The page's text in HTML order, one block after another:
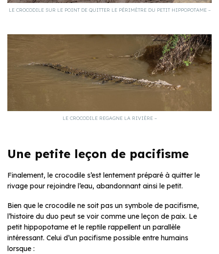
LE CROCODILE SUR LE POINT DE QUITTER LE PÉRIMÈTRE DU PETIT HIPPOPOTAME –
LE CROCODILE REGAGNE LA RIVIÈRE –
Une petite leçon de pacifisme
Finalement, le crocodile s’est lentement préparé à quitter le
rivage pour rejoindre l’eau, abandonnant ainsi le petit.
Bien que le crocodile ne soit pas un symbole de pacifisme,
l’histoire du duo peut se voir comme une leçon de paix. Le
petit hippopotame et le reptile rappellent un parallèle
intéressant. Celui d’un pacifisme possible entre humains
lorsque :